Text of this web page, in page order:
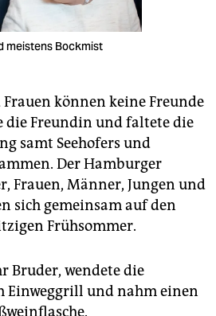
meistens Bockmist
können keine Freunde
die Freundin und faltete die
samt Seehofers und
Der Hamburger
Frauen, Männer, Jungen und
sich gemeinsam auf den
Frühsommer.
Bruder, wendete die
Einweggrill und nahm einen